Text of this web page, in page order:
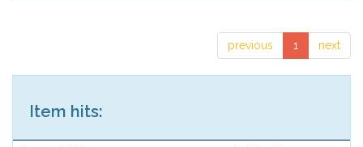
previous 1 next
Item hits: